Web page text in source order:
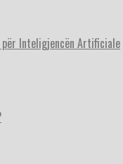
Inteligjencën Artificiale